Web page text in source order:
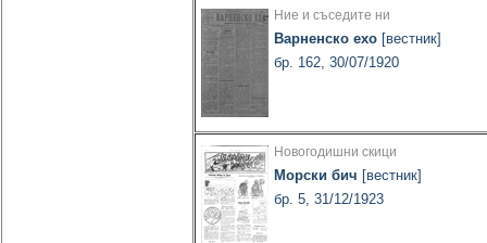
Ние и съседите ни
Варненско ехо [вестник]
бр. 162, 30/07/1920
Новогодишни скици
Морски бич [вестник]
бр. 5, 31/12/1923